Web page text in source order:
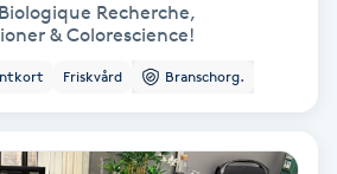
Recherche,
& Colorescience!
Friskvård Branschorg.